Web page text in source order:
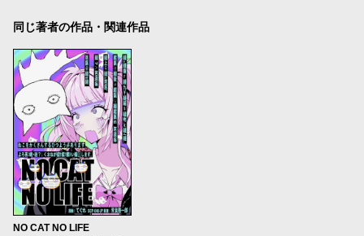
同じ著者の作品・関連作品
NO CAT NO LIFE